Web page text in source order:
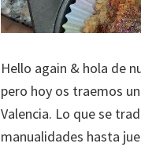
Hello again & hola de
pero hoy os traemos
Valencia. Lo que se
manualidades hasta